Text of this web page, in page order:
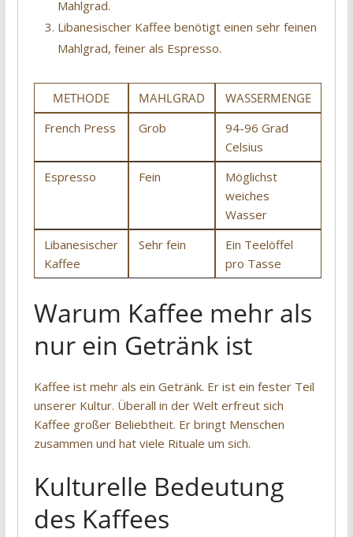
Mahlgrad.
Libanesischer Kaffee benötigt einen sehr feinen
Mahlgrad, feiner als Espresso.
METHODE MAHLGRAD
WASSERMENGE
French Press
Grob
94-96 Grad
Celsius
Espresso
Fein
Möglichst
weiches
Wasser
Libanesischer
Kaffee
Sehr fein
Ein Teelöffel
pro Tasse
Warum Kaffee mehr als
nur ein Getränk ist
Kaffee ist mehr als ein Getränk. Er ist ein fester Teil
unserer Kultur. Überall in der Welt erfreut sich
Kaffee großer Beliebtheit. Er bringt Menschen
zusammen und hat viele Rituale um sich.
Kulturelle Bedeutung
des Kaffees